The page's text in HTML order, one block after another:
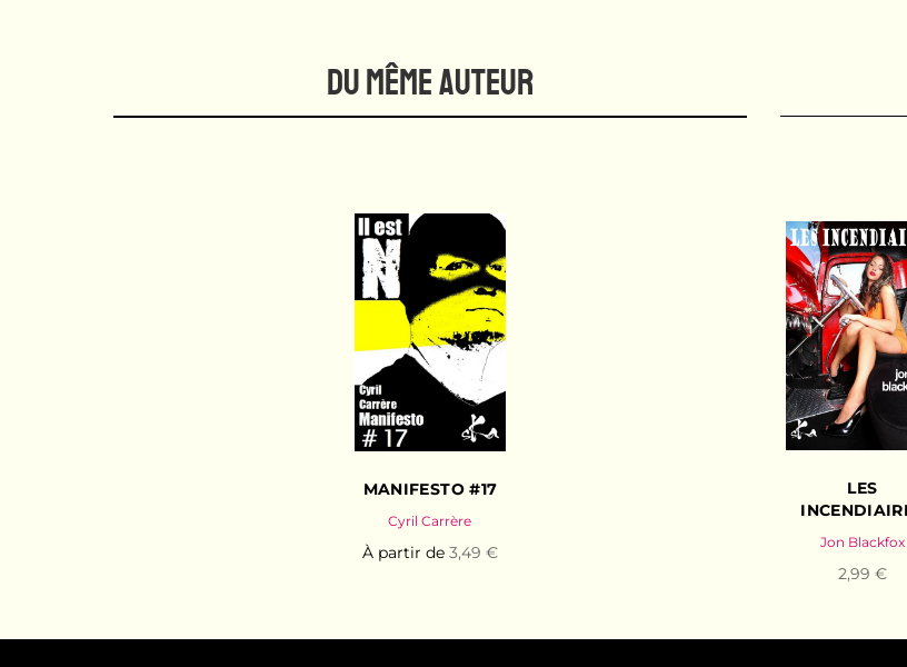
DU MÊME AUTEUR
MANIFESTO #17
Cyril Carrère
À partir de 3,49 €
LES
Jon Blackfox
2,99 €